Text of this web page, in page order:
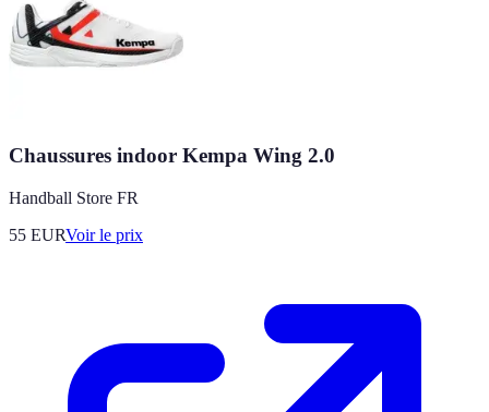
Chaussures indoor Kempa Wing 2.0
Handball Store FR
55 EURVoir le prix